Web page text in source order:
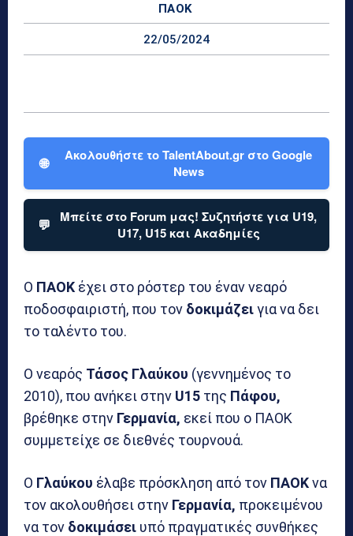
ΠΑΟΚ
22/05/2024
🌐
Ακολουθήστε το TalentAbout.gr στο Google
News
💬
Μπείτε στο Forum μας! Συζητήστε για U19,
U17, U15 και Ακαδημίες
Ο ΠΑΟΚ έχει στο ρόστερ του έναν νεαρό
ποδοσφαιριστή, που τον δοκιμάζειγια να δει
το ταλέντο του.
Ο νεαρός Τάσος Γλαύκου (γεννημένος το
2010), που ανήκει στην U15 της Πάφου,
βρέθηκε στην Γερμανία, εκεί που ο ΠΑΟΚ
συμμετείχε σε διεθνές τουρνουά.
Ο Γλαύκου έλαβε πρόσκληση από τον ΠΑΟΚνα
τον ακολουθήσει στην Γερμανία, προκειμένου
να τον δοκιμάσει υπό πραγματικές συνθήκες